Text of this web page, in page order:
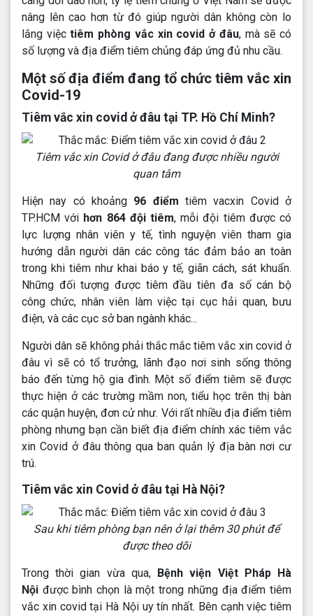
nâng lên cao hơn từ đó giúp người dân không còn lo
lắng việctiêm phòng vắc xin covid ở đâu, mà sẽ có
số lượng và địa điểm tiêm chủng đáp ứng đủ nhu cầu.
Một số địa điểm đang tổ chức tiêm vắc xin
Covid-19
Tiêm vắc xin covid ở đâu tại TP. Hồ Chí Minh?
Tiêm vắc xin Covid ở đâu đang được nhiều người
quan tâm
Hiện nay có khoảng 96 điểm tiêm vacxin Covid ở
TP.HCM với hơn 864 đội tiêm, mỗi đội tiêm được có
lực lượng nhân viên y tế, tình nguyện viên tham gia
hướng dẫn người dân các công tác đảm bảo an toàn
trong khi tiêm như khai báo y tế, giãn cách, sát khuẩn.
Những đối tượng được tiêm đầu tiên đa số cán bộ
công chức, nhân viên làm việc tại cục hải quan, bưu
điện, và các cục sở ban ngành khác...
Người dân sẽ không phải thắc mắc tiêm vắc xin covid ở
đâu vì sẽ có tổ trưởng, lãnh đạo nơi sinh sống thông
báo đến từng hộ gia đình. Một số điểm tiêm sẽ được
thực hiện ở các trường mầm non, tiểu học trên thị bàn
các quận huyện, đơn cử như. Với rất nhiều địa điểm tiêm
phòng nhưng bạn cần biết địa điểm chính xác tiêm vắc
xin Covid ở đâu thông qua ban quản lý địa bàn nơi cư
trú.
Tiêm vắc xin Covid ở đâu tại Hà Nội?
Sau khi tiêm phòng bạn nên ở lại thêm 30 phút để
được theo dõi
Trong thời gian vừa qua,Bệnh viện Việt Pháp Hà
Nội được bình chọn là một trong những địa điểm tiêm
vắc xin covid tại Hà Nội uy tín nhất. Bên cạnh việc tiêm